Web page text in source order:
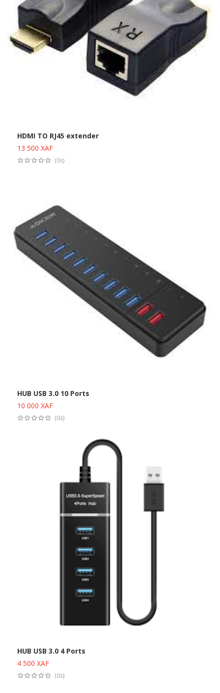
HDMI TO RJ45 extender
13 500 XAF
(0s)
HUB USB 3.0 10 Ports
10 000 XAF
(0s)
HUB USB 3.0 4 Ports
4 500 XAF
(0s)